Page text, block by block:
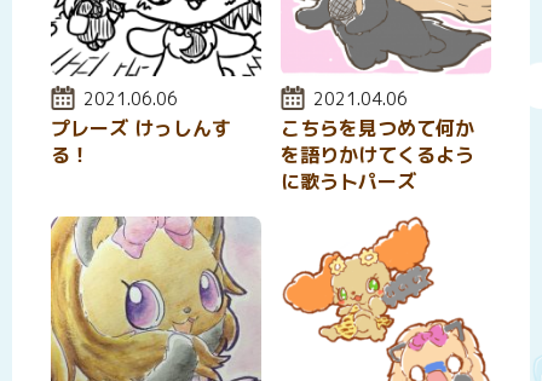
投稿日:
2021.06.06
プレーズ けっしんす
る！
投稿日:
2021.04.06
こちらを見つめて何か
を語りかけてくるよう
に歌うトパーズ